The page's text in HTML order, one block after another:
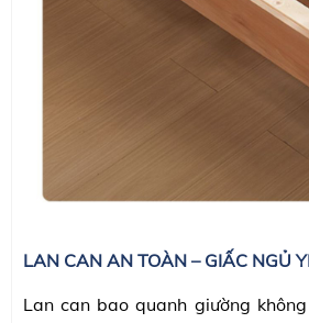
LAN CAN AN TOÀN – GIẤC NGỦ
Lan can bao quanh giường